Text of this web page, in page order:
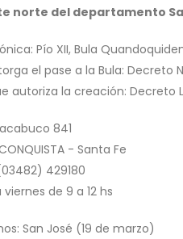
norte del departamento
Pío XII, Bula
el pase a la Bula: Decreto
autoriza la creación: Decreto
841
- Santa Fe
429180
de 9 a 12 hs
San José (19 de marzo)